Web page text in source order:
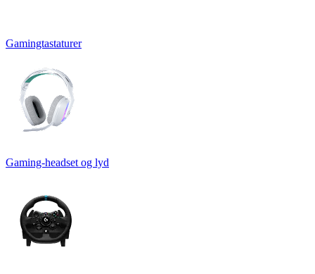
Gamingtastaturer
Gaming-headset og lyd